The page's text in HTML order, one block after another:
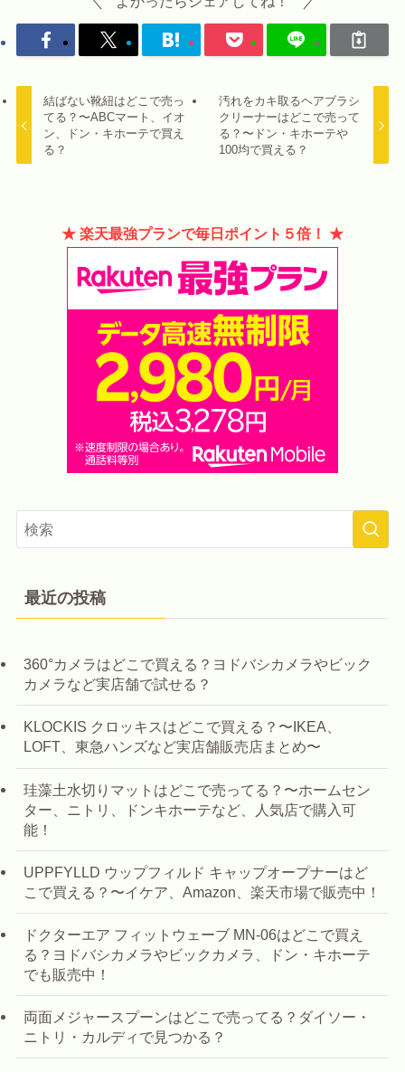
結ばない靴紐はどこで売っ
てる？〜ABCマート、イオ
ン、ドン・キホーテで買え
る？
汚れをカキ取るヘアブラシ
クリーナーはどこで売って
る？〜ドン・キホーテや
100均で買える？
★ 楽天最強プランで毎日ポイント５倍！ ★
最近の投稿
360°カメラはどこで買える？ヨドバシカメラやビック
カメラなど実店舗で試せる？
KLOCKIS クロッキスはどこで買える？〜IKEA、
LOFT、東急ハンズなど実店舗販売店まとめ〜
珪藻土水切りマットはどこで売ってる？〜ホームセン
ター、ニトリ、ドンキホーテなど、人気店で購入可
能！
UPPFYLLD ウップフィルド キャップオープナーはど
こで買える？〜イケア、Amazon、楽天市場で販売中！
ドクターエア フィットウェーブ MN-06はどこで買え
る？ヨドバシカメラやビックカメラ、ドン・キホーテ
でも販売中！
両面メジャースプーンはどこで売ってる？ダイソー・
ニトリ・カルディで見つかる？